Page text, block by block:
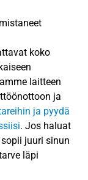
koko
laitteen
ja
ja pyydä
. Jos haluat
juuri sinun
läpi